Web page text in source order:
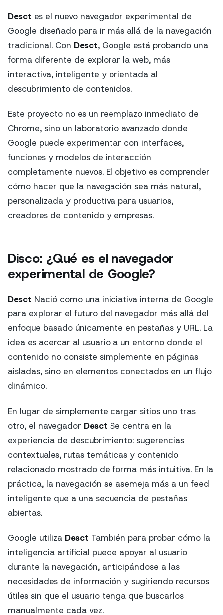
Desct es el nuevo navegador experimental de
Google diseñado para ir más allá de la navegación
tradicional. Con Desct, Google está probando una
forma diferente de explorar la web, más
interactiva, inteligente y orientada al
descubrimiento de contenidos.
Este proyecto no es un reemplazo inmediato de
Chrome, sino un laboratorio avanzado donde
Google puede experimentar con interfaces,
funciones y modelos de interacción
completamente nuevos. El objetivo es comprender
cómo hacer que la navegación sea más natural,
personalizada y productiva para usuarios,
creadores de contenido y empresas.
Disco: ¿Qué es el navegador
experimental de Google?
Desct Nació como una iniciativa interna de Google
para explorar el futuro del navegador más allá del
enfoque basado únicamente en pestañas y URL. La
idea es acercar al usuario a un entorno donde el
contenido no consiste simplemente en páginas
aisladas, sino en elementos conectados en un flujo
dinámico.
En lugar de simplemente cargar sitios uno tras
otro, el navegador Desct Se centra en la
experiencia de descubrimiento: sugerencias
contextuales, rutas temáticas y contenido
relacionado mostrado de forma más intuitiva. En la
práctica, la navegación se asemeja más a un feed
inteligente que a una secuencia de pestañas
abiertas.
Google utiliza Desct También para probar cómo la
inteligencia artificial puede apoyar al usuario
durante la navegación, anticipándose a las
necesidades de información y sugiriendo recursos
útiles sin que el usuario tenga que buscarlos
manualmente cada vez.